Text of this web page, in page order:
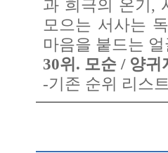
과 희극의 온기,
모으는 서사는
마음을 붙드는
30위. 모순 / 양귀
-기존 순위 리스